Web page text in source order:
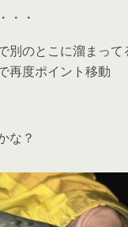
・・
別のとこに溜まっ
再度ポイント移動
な？